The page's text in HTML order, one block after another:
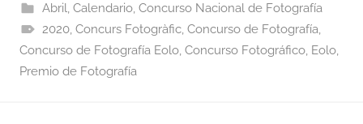
Abril, Calendario, Concurso Nacional de Fotografía
2020, Concurs Fotogràfic, Concurso de Fotografía,
Concurso de Fotografía Eolo, Concurso Fotográfico, Eolo,
Premio de Fotografía